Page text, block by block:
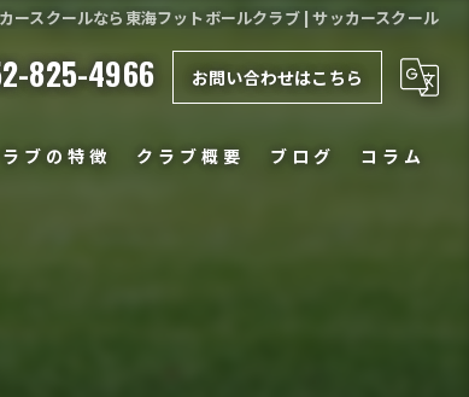
ースクールなら東海フットボールクラブ | サッカースクール
825-4966 お問い合わせはこちら
ブの特徴 クラブ概要 ブログ コラム